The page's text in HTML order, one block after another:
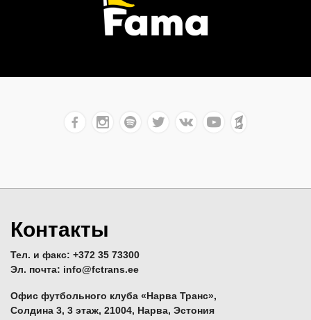
Контакты
Тел. и факс: +372 35 73300
Эл. почта: info@fctrans.ee
Офис футбольного клуба «Нарва Транс»,
Солдина 3, 3 этаж, 21004, Нарва, Эстония